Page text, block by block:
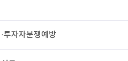
투자자분쟁예방